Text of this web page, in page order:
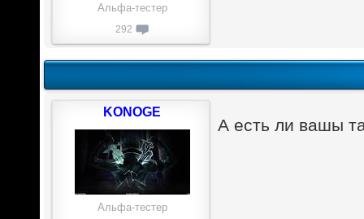
Альфа-тестер
292
А есть ли вашы
KONOGE
Альфа-тестер